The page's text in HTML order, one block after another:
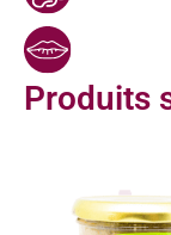
Produits